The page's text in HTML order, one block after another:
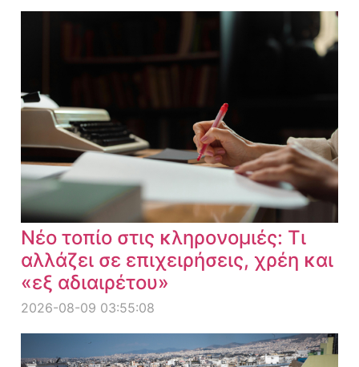
Νέο τοπίο στις κληρονομιές: Τι
αλλάζει σε επιχειρήσεις, χρέη και
«εξ αδιαιρέτου»
2026-08-09 03:55:08